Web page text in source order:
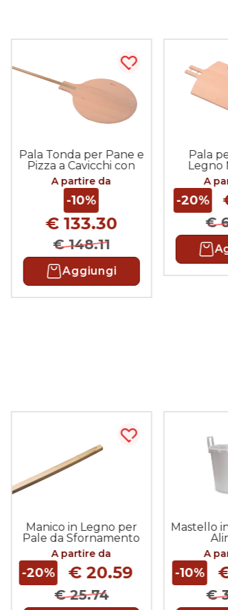
più tardi
Pala Tonda per Pane e
Pizza a Cavicchi con
Manico da 200cm
A partire da
-10%
€ 133.30
€ 148.11
Aggiungi
Acquista più tardi
Pala
Legno
innesto a
A
-20%
€
Manico in Legno per
Pale da Sfornamento
Pane
A partire da
-20% € 20.59
€ 25.74
Acquista più tardi
Mastello
A
-10%
€